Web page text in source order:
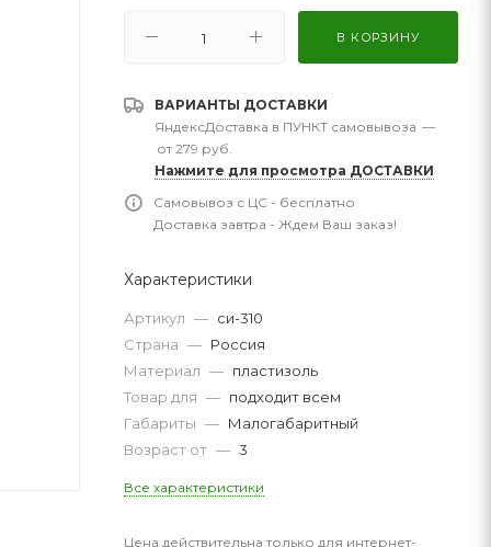
В КОРЗИНУ
ВАРИАНТЫ ДОСТАВКИ
ЯндексДоставка в ПУНКТ самовывоза —
от 279 руб.
Нажмите для просмотра ДОСТАВКИ
Самовывоз с ЦС - бесплатно
Доставка завтра - Ждем Ваш заказ!
Характеристики
Артикул — си-310
Страна — Россия
Материал — пластизоль
Товар для — подходит всем
Габариты — Малогабаритный
Возраст от — 3
Все характеристики
Цена действительна только для интернет-